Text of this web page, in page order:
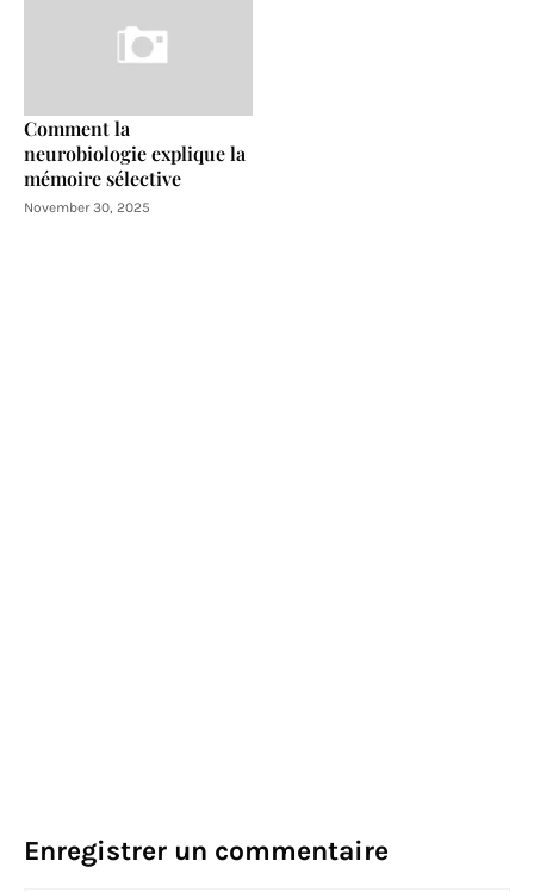
Comment la
neurobiologie explique la
mémoire sélective
November 30, 2025
Enregistrer un commentaire